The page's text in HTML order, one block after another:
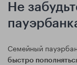
Не
Семейный
быстро